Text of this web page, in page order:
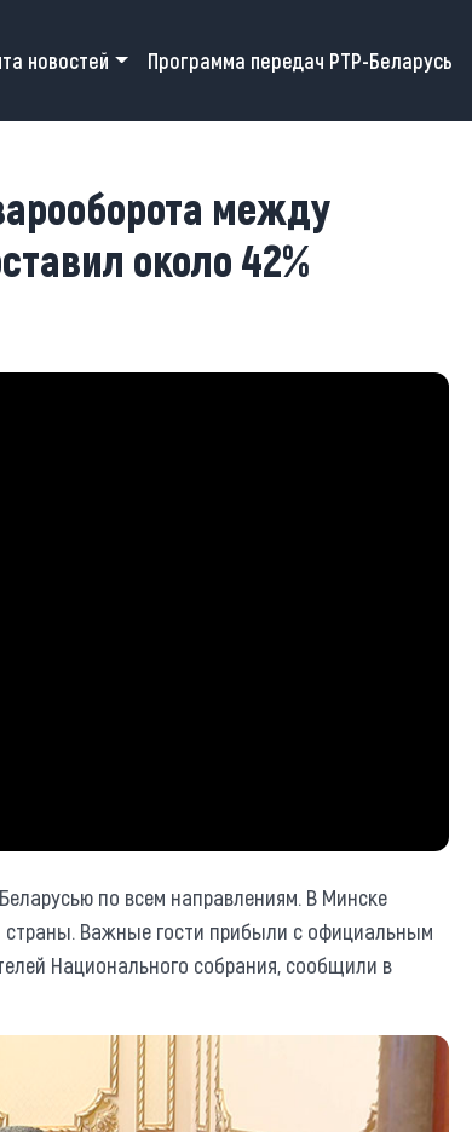
navigation
новостей Программа передач РТР-Беларусь
между
около 42%
по всем направлениям. В Минске
страны. Важные гости прибыли с официальным
Национального собрания, сообщили в